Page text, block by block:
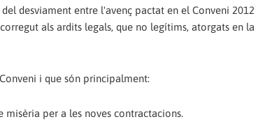
desviament entre l'avenç pactat en el Conveni 2012
als ardits legals, que no legítims, atorgats en la
i que són principalment:
per a les noves contractacions.